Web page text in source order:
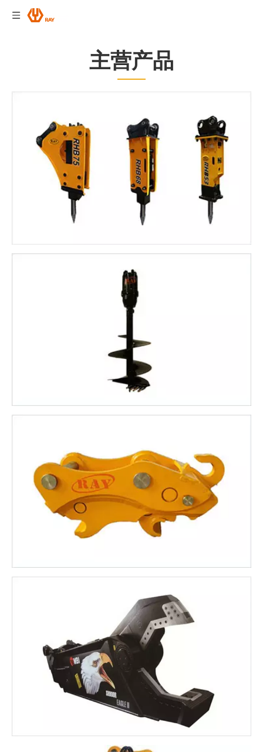
主营产品
螺旋钻机
适用于1~23吨挖掘机
查看更多>
快速连接器
查看更多>
鹰嘴剪
适用于4-60吨挖机
查看更多>
液压抓斗
可用于抓木头 抓石头
查看更多>